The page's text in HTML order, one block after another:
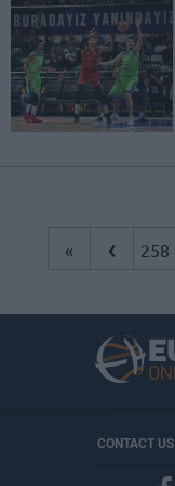
« ‹ 258
CONTACT US